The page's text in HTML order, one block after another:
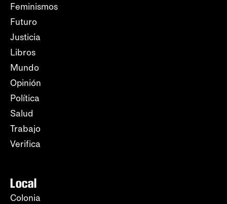
Feminismos
Futuro
Justicia
Libros
Mundo
Opinión
Política
Salud
Trabajo
Verifica
Local
Colonia